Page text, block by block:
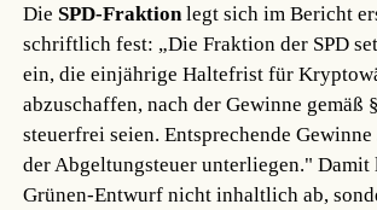
DieSPD-Fraktion legt sich im Bericht
schriftlich fest: „Die Fraktion der SPD
ein, die einjährige Haltefrist für
abzuschaffen, nach der Gewinne gemäß
steuerfrei seien. Entsprechende
der Abgeltungsteuer unterliegen." Damit
Grünen-Entwurf nicht inhaltlich ab,